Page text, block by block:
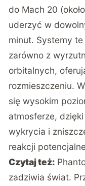
do Mach 20
uderzyć w
minut. Systemy
zarówno z
orbitalnych,
rozmieszczeniu.
się wysokim
atmosferze,
wykrycia i
reakcji
Czytaj też:
zadziwia świat.